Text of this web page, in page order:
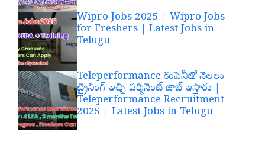
Wipro Jobs 2025 | Wipro Jobs
for Freshers | Latest Jobs in
Telugu
Teleperformance కంపెనీలో 2 నెలలు
ట్రైనింగ్ ఇచ్చి పర్మినెంట్ జాబ్ ఇస్తారు |
Teleperformance Recruitment
2025 | Latest Jobs in Telugu